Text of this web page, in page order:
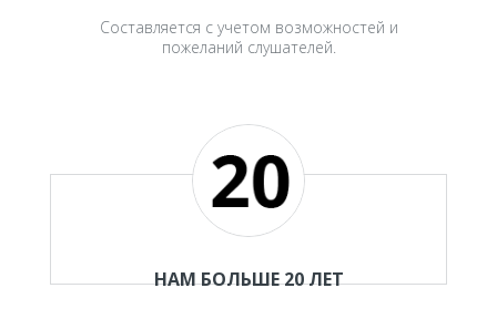
Составляется с учетом возможностей и
пожеланий слушателей.
НАМ БОЛЬШЕ 20 ЛЕТ